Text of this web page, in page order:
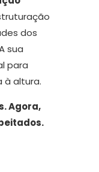
dos
sua
para
à altura.
Agora,